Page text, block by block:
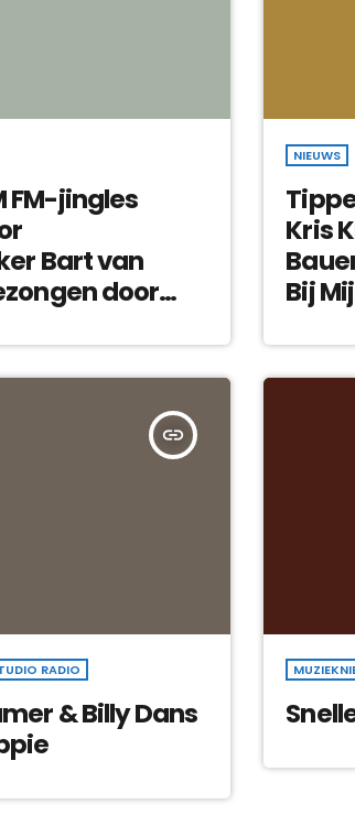
FM-jingles
Bart van
door
NIEUWS
Kris
Bij Mij
insert_link
RADIO
& Billy Dans